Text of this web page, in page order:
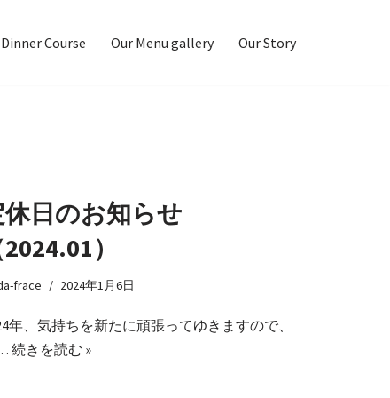
Dinner Course Our Menu gallery Our Story
休日のお知らせ
2024.01）
frace 2024年1月6日
年、気持ちを新たに頑張ってゆきますので、
続きを読む »